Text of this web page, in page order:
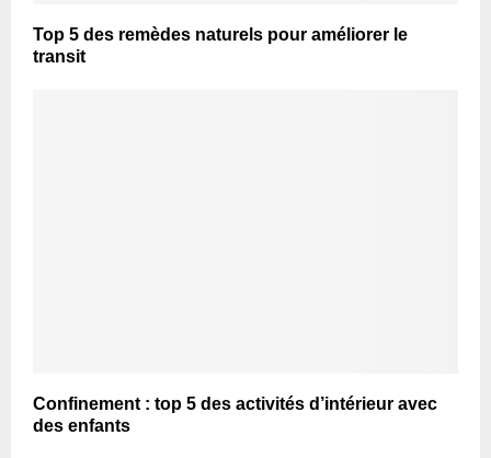
Top 5 des remèdes naturels pour améliorer le
transit
Confinement : top 5 des activités d’intérieur avec
des enfants